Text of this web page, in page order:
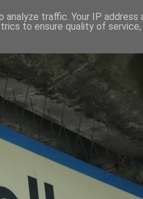
traffic. Your IP address
to ensure quality of